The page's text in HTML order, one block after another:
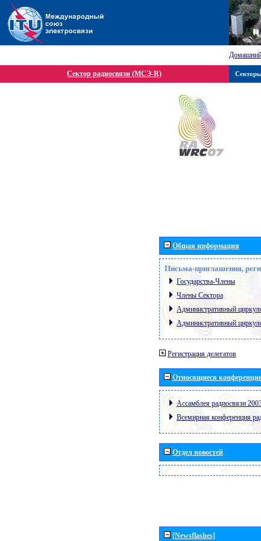
Домашний
Сектор радиосвязи (МСЭ-R)
Общая информация
Письма-приглашения,
Государства-Члены
Члены Сектора
Административный
Административный
Регистрация делегатов
Относящиеся
Ассамблея радиосвязи
Всемирная конференция
Отдел новостей
[Newsflashes]